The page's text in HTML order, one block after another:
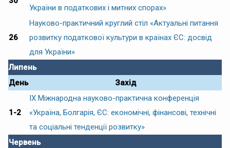
України в податкових і митних спорах»
26
Науково-практичний круглий стіл «Актуальні питання
розвитку податкової культури в країнах ЄС: досвід
для України»
Липень
День
Захід
1-2
IX Міжнародна науково-практична конференція
«Україна, Болгарія, ЄС: економічні, фінансові, технічні
та соціальні тенденції розвитку»
Червень